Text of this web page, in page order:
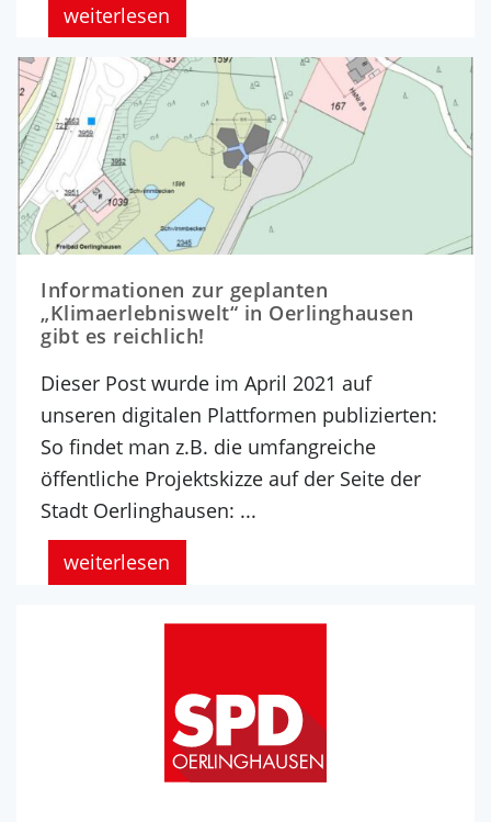
weiterlesen
Informationen zur geplanten
„Klimaerlebniswelt“ in Oerlinghausen
gibt es reichlich!
Dieser Post wurde im April 2021 auf
unseren digitalen Plattformen publizierten:
So findet man z.B. die umfangreiche
öffentliche Projektskizze auf der Seite der
Stadt Oerlinghausen: ...
weiterlesen